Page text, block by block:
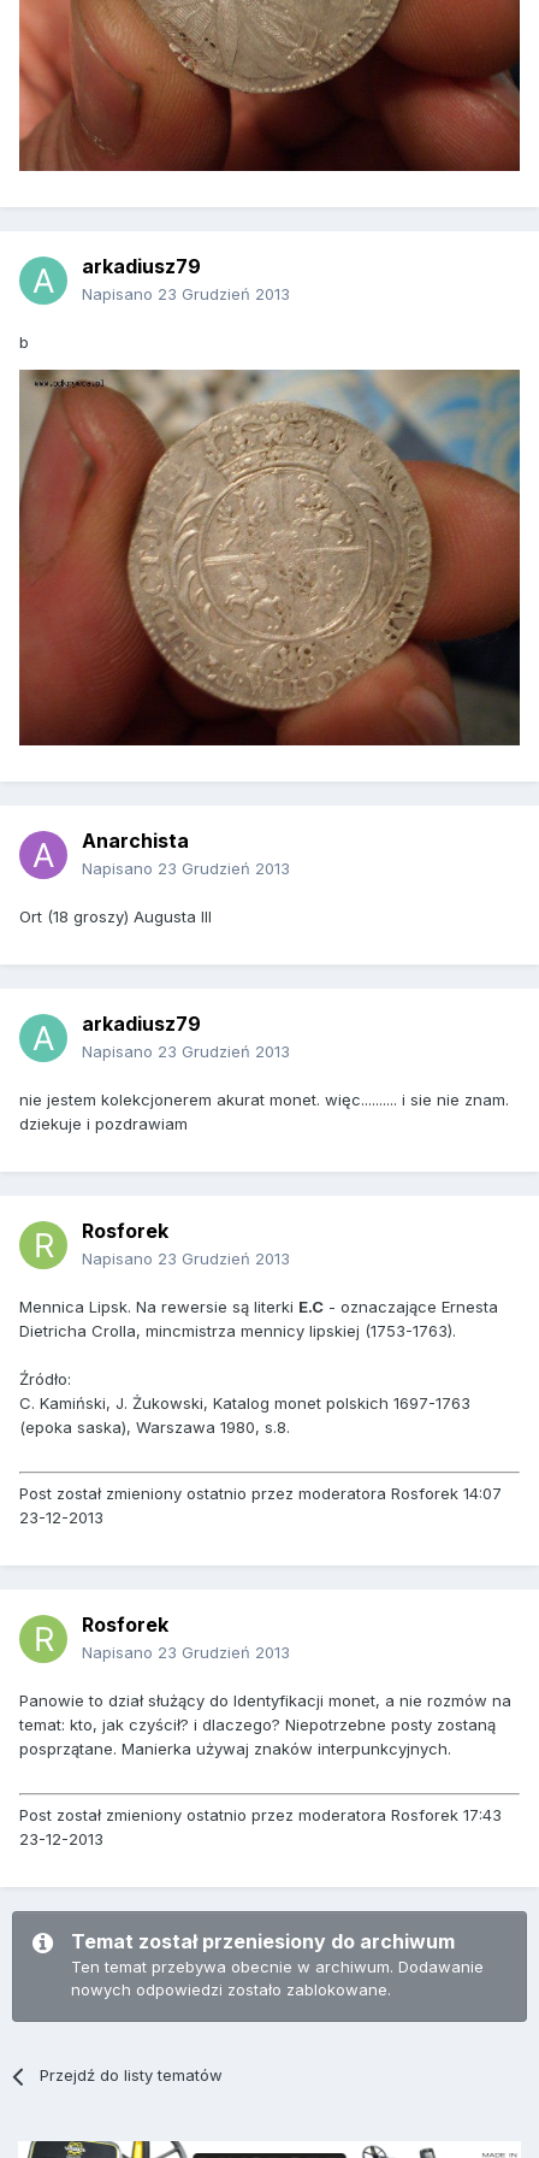
arkadiusz79
Napisano 23 Grudzień 2013
b
Anarchista
Napisano 23 Grudzień 2013
Ort (18 groszy) Augusta III
arkadiusz79
Napisano 23 Grudzień 2013
nie jestem kolekcjonerem akurat monet. więc.......... i sie nie znam.
dziekuje i pozdrawiam
Rosforek
Napisano 23 Grudzień 2013
Mennica Lipsk. Na rewersie są literki E.C - oznaczające Ernesta
Dietricha Crolla, mincmistrza mennicy lipskiej (1753-1763).
Źródło:
C. Kamiński, J. Żukowski, Katalog monet polskich 1697-1763
(epoka saska), Warszawa 1980, s.8.
Post został zmieniony ostatnio przez moderatora Rosforek 14:07
23-12-2013
Rosforek
Napisano 23 Grudzień 2013
Panowie to dział służący do Identyfikacji monet, a nie rozmów na
temat: kto, jak czyścił? i dlaczego? Niepotrzebne posty zostaną
posprzątane. Manierka używaj znaków interpunkcyjnych.
Post został zmieniony ostatnio przez moderatora Rosforek 17:43
23-12-2013
Temat został przeniesiony do archiwum
Ten temat przebywa obecnie w archiwum. Dodawanie
nowych odpowiedzi zostało zablokowane.
Przejdź do listy tematów